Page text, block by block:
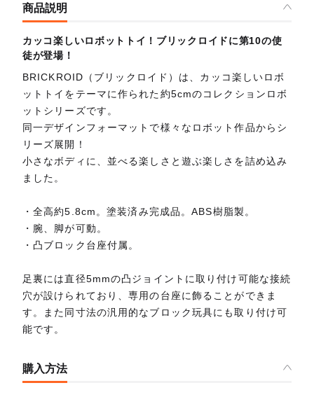
商品説明
カッコ楽しいロボットトイ！ブリックロイドに第10の使
徒が登場！
BRICKROID（ブリックロイド）は、カッコ楽しいロボ
ットトイをテーマに作られた約5cmのコレクションロボ
ットシリーズです。
同一デザインフォーマットで様々なロボット作品からシ
リーズ展開！
小さなボディに、並べる楽しさと遊ぶ楽しさを詰め込み
ました。
・全高約5.8cm。塗装済み完成品。ABS樹脂製。
・腕、脚が可動。
・凸ブロック台座付属。
足裏には直径5mmの凸ジョイントに取り付け可能な接続
穴が設けられており、専用の台座に飾ることができま
す。また同寸法の汎用的なブロック玩具にも取り付け可
能です。
購入方法